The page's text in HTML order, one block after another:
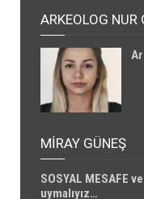
ARKEOLOG NUR
MIRAY GÜNEŞ
SOSYAL MESAFE
uymalıyız…